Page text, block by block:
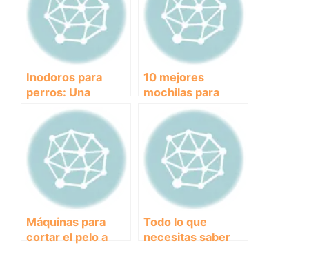
mercado
nutrición de tu
mascota
Inodoros para
perros: Una
solución higiénica
y práctica para su
cuidado
10 mejores
mochilas para
perros pequeños:
cómodas y
seguras para
pasear juntos.
Máquinas para
cortar el pelo a
Todo lo que
necesitas saber